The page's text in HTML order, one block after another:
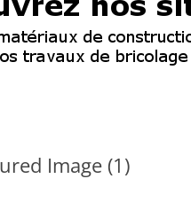
Image (1)